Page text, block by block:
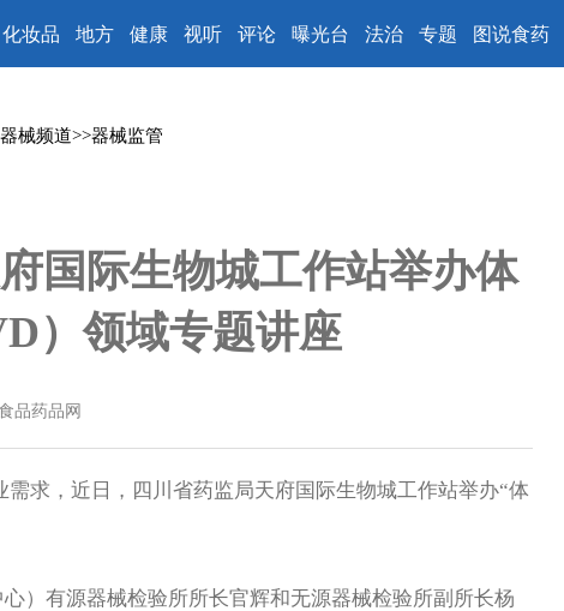
化妆品 地方 健康 视听 评论 曝光台 法治 专题 图说食药
械频道>>器械监管
国际生物城工作站举办体
）领域专题讲座
品药品网
，近日，四川省药监局天府国际生物城工作站举办“体
有源器械检验所所长官辉和无源器械检验所副所长杨